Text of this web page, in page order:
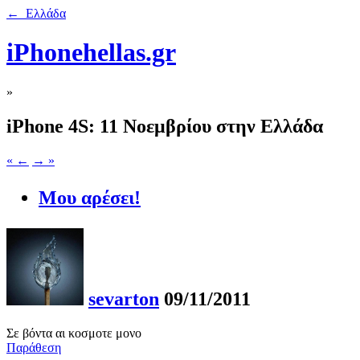
← Ελλάδα
iPhonehellas.gr
»
iPhone 4S: 11 Νοεμβρίου στην Ελλάδα
« ← → »
Μου αρέσει!
sevarton 09/11/2011
Σε βόντα αι κοσμοτε μονο
Παράθεση